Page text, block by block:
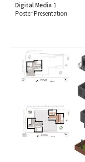
Digital Media 1
Poster Presentation